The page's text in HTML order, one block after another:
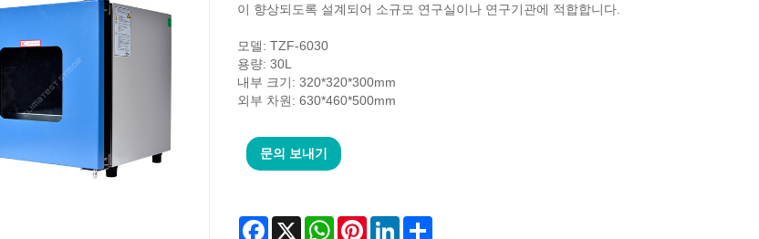
이 향상되도록 설계되어 소규모 연구실이나 연구기관에 적합합니다.
모델: TZF-6030
용량: 30L
내부 크기: 320*320*300mm
외부 차원: 630*460*500mm
문의 보내기
Facebook
X WhatsAppPinterestLinkedInShare